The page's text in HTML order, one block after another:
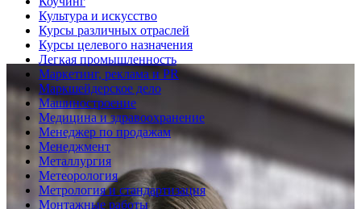
Культура и искусство
Курсы различных отраслей
Курсы целевого назначения
Легкая промышленность
Маркетинг, реклама и PR
Маркшейдерское дело
Машиностроение
Медицина и здравоохранение
Менеджер по продажам
Менеджмент
Металлургия
Метеорология
Метрология и стандартизация
Монтажные работы